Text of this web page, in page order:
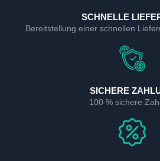
SCHNELLE
Bereitstellung einer schnellen
SICHERE
100 % sichere